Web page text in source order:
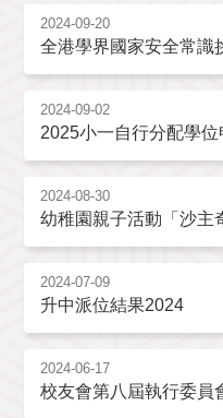
2024-09-20
全港學界國家安全常識
2024-09-02
2025小一自行分配學位
2024-08-30
幼稚園親子活動「沙主
2024-07-09
升中派位結果2024
2024-06-17
校友會第八屆執行委員